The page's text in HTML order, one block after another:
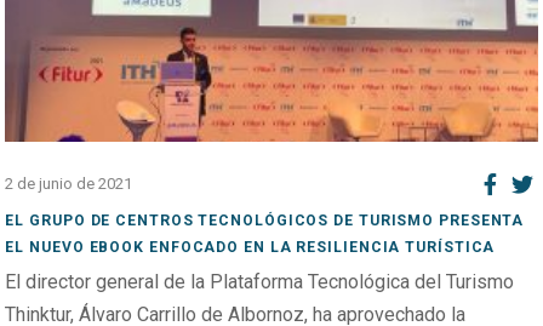
2 de junio de 2021
EL GRUPO DE CENTROS TECNOLÓGICOS DE TURISMO PRESENTA
EL NUEVO EBOOK ENFOCADO EN LA RESILIENCIA TURÍSTICA
El director general de la Plataforma Tecnológica del Turismo
Thinktur, Álvaro Carrillo de Albornoz, ha aprovechado la